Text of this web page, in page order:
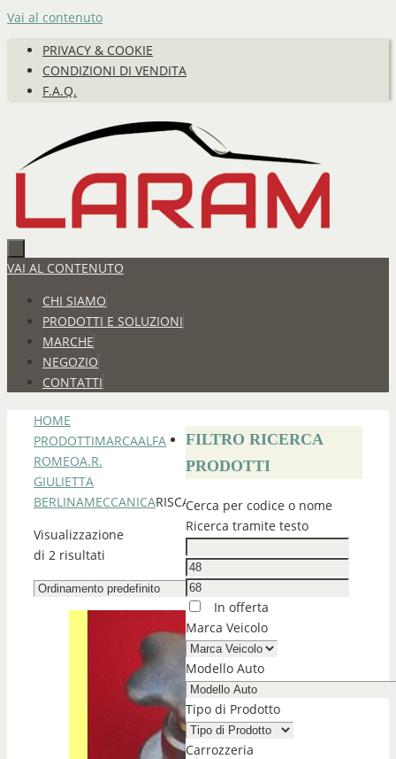
Vai al contenuto
PRIVACY & COOKIE
CONDIZIONI DI VENDITA
F.A.Q.
VAI AL CONTENUTO
CHI SIAMO
PRODOTTI E SOLUZIONI
MARCHE
NEGOZIO
CONTATTI
HOME
PRODOTTIMARCAALFA
ROMEOA.R.
GIULIETTA
BERLINAMECCANICARISCALDAMENTO
Visualizzazione
di 2 risultati
FILTRO RICERCA
PRODOTTI
Cerca per codice o nome
Ricerca tramite testo
In offerta
Marca Veicolo
Modello Auto
Tipo di Prodotto
Carrozzeria